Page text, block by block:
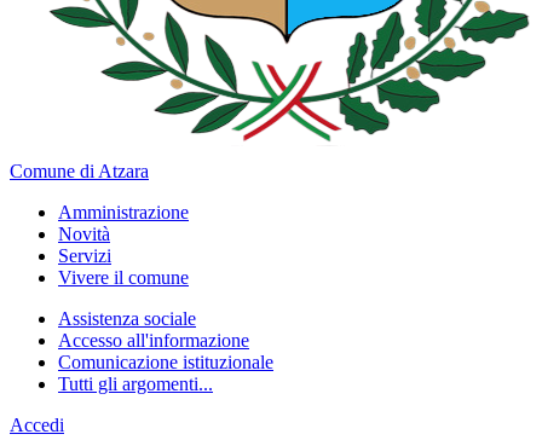
Comune di Atzara
Amministrazione
Novità
Servizi
Vivere il comune
Assistenza sociale
Accesso all'informazione
Comunicazione istituzionale
Tutti gli argomenti...
Accedi